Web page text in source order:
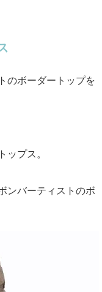
のボーダートップを
ップス。
ンバーティストのボ